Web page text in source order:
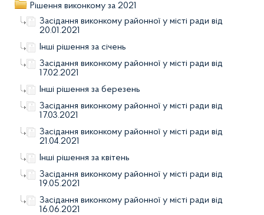
Рішення виконкому за 2021
Засідання виконкому районної у місті ради від
20.01.2021
Інші рішення за січень
Засідання виконкому районної у місті ради від
17.02.2021
Інші рішення за березень
Засідання виконкому районної у місті ради від
17.03.2021
Засідання виконкому районної у місті ради від
21.04.2021
Інші рішення за квітень
Засідання виконкому районної у місті ради від
19.05.2021
Засідання виконкому районної у місті ради від
16.06.2021